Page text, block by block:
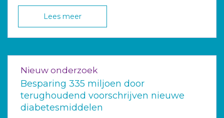
Lees meer
Nieuw onderzoek
Besparing 335 miljoen door
terughoudend voorschrijven nieuwe
diabetesmiddelen